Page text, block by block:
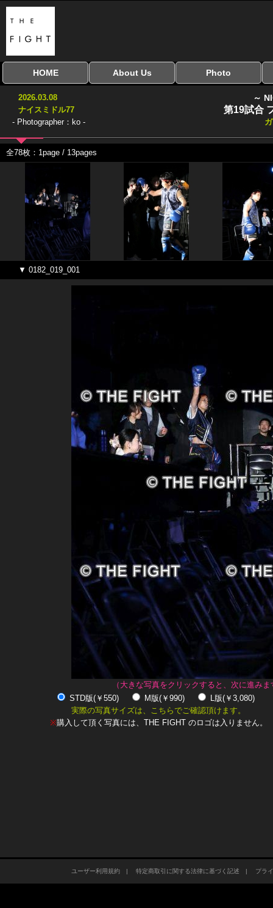
HOME
全興行を表示
ナイスミドル
アマチュアキック
協議会
全日本学生キック
建武館キッズ大会
Bigbang
おやじファイト
About Us Photo
2026.03.08
ナイスミドル77
- Photographer：ko -
～
第19試合
全78枚：1page / 13pages
▼ 0182_019_001
（大きな写真をクリックすると、次に進みま
STD版(￥550)
M版(￥990)
L版(￥3,080)
実際の写真サイズは、こちらでご確認頂けます。
※購入して頂く写真には、THE FIGHT のロゴは入りません。
ユーザー利用規約| 特定商取引に関する法律に基づく記述 | プラ